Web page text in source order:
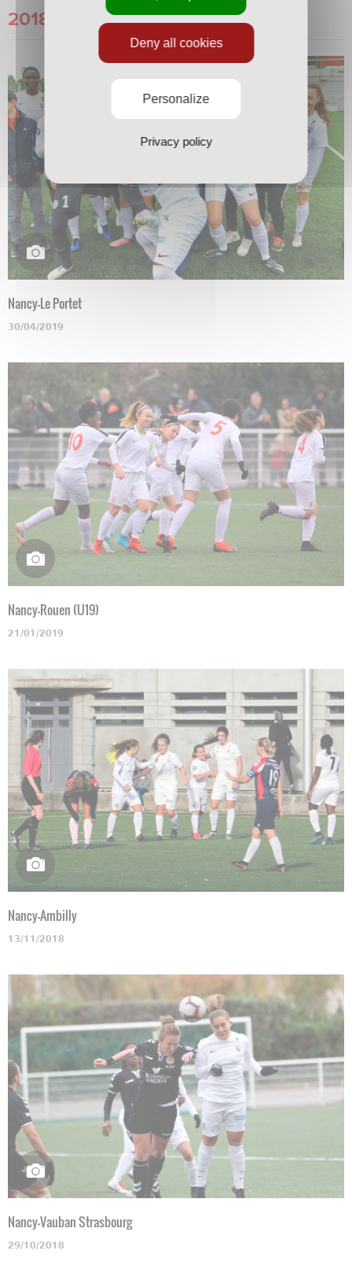
2018/2019
Nancy-Le Portet
30/04/2019
Nancy-Rouen (U19)
21/01/2019
Nancy-Ambilly
13/11/2018
Nancy-Vauban Strasbourg
29/10/2018
Deny all cookies
Personalize
Privacy policy